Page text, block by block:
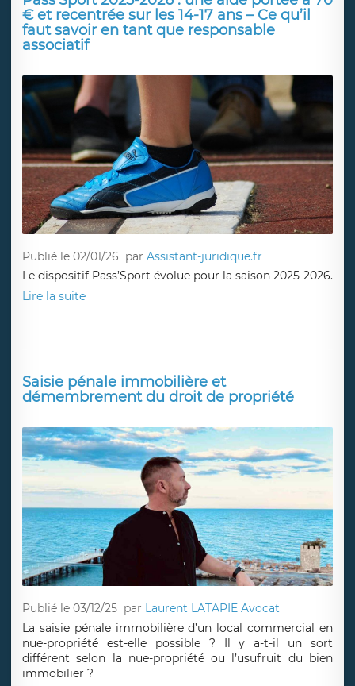
€ et recentrée sur les 14-17 ans – Ce qu’il
faut savoir en tant que responsable
associatif
Publié le 02/01/26 parAssistant-juridique.fr
Le dispositif Pass’Sport évolue pour la saison 2025-2026.
Lire la suite
Saisie pénale immobilière et
démembrement du droit de propriété
Publié le 03/12/25 par Laurent LATAPIE Avocat
La saisie pénale immobilière d’un local commercial en
nue-propriété est-elle possible ? Il y a-t-il un sort
différent selon la nue-propriété ou l’usufruit du bien
immobilier ?